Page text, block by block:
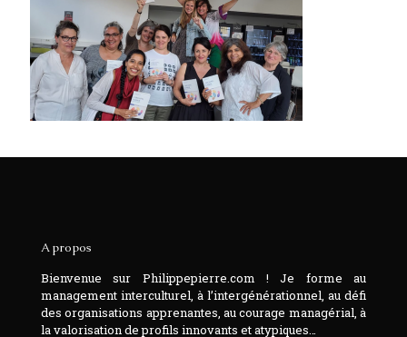
A propos
Bienvenue sur Philippepierre.com ! Je forme au
management interculturel, à l’intergénérationnel, au défi
des organisations apprenantes, au courage managérial, à
la valorisation de profils innovants et atypiques…